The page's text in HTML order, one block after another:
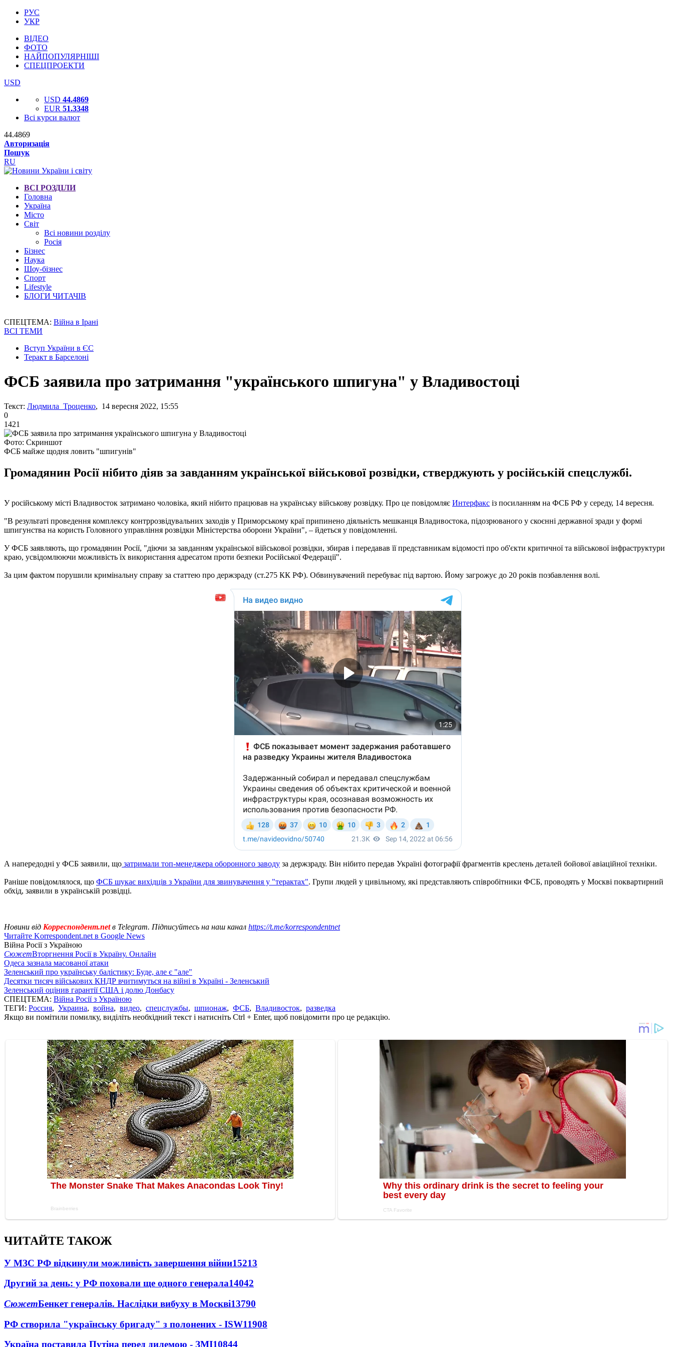
РУС
УКР
ВІДЕО
ФОТО
НАЙПОПУЛЯРНІШІ
СПЕЦПРОЕКТИ
USD
USD 44.4869
EUR 51.3348
Всі курси валют
44.4869
Авторизація
Пошук
RU
ВСІ РОЗДІЛИ
Головна
Україна
Місто
Світ
Всі новини розділу
Росія
Бізнес
Наука
Шоу-бізнес
Спорт
Lifestyle
БЛОГИ ЧИТАЧІВ
СПЕЦТЕМА: Війна в Ірані
ВСІ ТЕМИ
Вступ України в ЄС
Теракт в Барселоні
ФСБ заявила про затримання "українського шпигуна" у Владивостоці
Текст: Людмила Троценко, 14 вересня 2022, 15:55
0
1421
Фото: Скриншот
ФСБ майже щодня ловить "шпигунів"
Громадянин Росії нібито діяв за завданням української військової розвідки, стверджують у російській спецслужбі.
У російському місті Владивосток затримано чоловіка, який нібито працював на українську військову розвідку. Про це повідомляє Интерфакс із посиланням на ФСБ РФ у середу, 14 вересня.
"В результаті проведення комплексу контррозвідувальних заходів у Приморському краї припинено діяльність мешканця Владивостока, підозрюваного у скоєнні державної зради у формі
шпигунства на користь Головного управління розвідки Міністерства оборони України", – йдеться у повідомленні.
У ФСБ заявляють, що громадянин Росії, "діючи за завданням української військової розвідки, збирав і передавав її представникам відомості про об'єкти критичної та військової інфраструктури
краю, усвідомлюючи можливість їх використання адресатом проти безпеки Російської Федерації".
За цим фактом порушили кримінальну справу за статтею про держзраду (ст.275 КК РФ). Обвинувачений перебуває під вартою. Йому загрожує до 20 років позбавлення волі.
А напередодні у ФСБ заявили, що затримали топ-менеджера оборонного заводу за держзраду. Він нібито передав Україні фотографії фрагментів креслень деталей бойової авіаційної техніки.
Раніше повідомлялося, що ФСБ шукає вихідців з України для звинувачення у "терактах". Групи людей у ​​цивільному, які представляють співробітники ФСБ, проводять у Москві поквартирний
обхід, заявили в українській розвідці.
Новини від Корреспондент.netв Telegram. Підписуйтесь на наш канал https://t.me/korrespondentnet
Читайте Korrespondent.net в Google News
Війна Росії з Україною
СюжетВторгнення Росії в Україну. Онлайн
Одеса зазнала масованої атаки
Зеленський про українську балістику: Буде, але є "але"
Десятки тисяч військових КНДР вчитимуться на війні в Україні - Зеленський
Зеленський оцінив гарантії США і долю Донбасу
СПЕЦТЕМА: Війна Росії з Україною
ТЕГИ: Россия, Украина, война, видео, спецслужбы, шпионаж, ФСБ, Владивосток, разведка
Якщо ви помітили помилку, виділіть необхідний текст і натисніть Ctrl + Enter, щоб повідомити про це редакцію.
ЧИТАЙТЕ ТАКОЖ
У МЗС РФ відкинули можливість завершення війни15213
Другий за день: у РФ поховали ще одного генерала14042
СюжетБенкет генералів. Наслідки вибуху в Москві13790
РФ створила "українську бригаду" з полонених - ISW11908
Україна поставила Путіна перед дилемою - ЗМІ10844